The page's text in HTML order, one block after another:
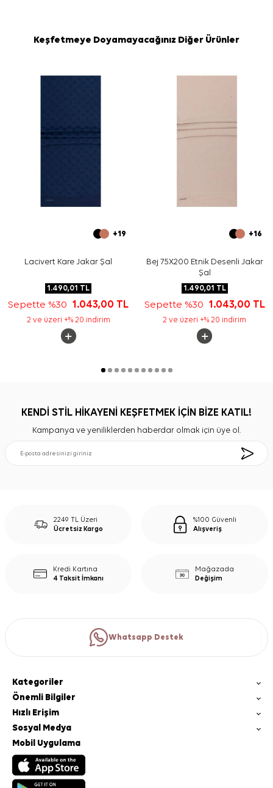
Keşfetmeye Doyamayacağınız Diğer Ürünler
+19
Lacivert Kare Jakar Şal
1.490,01 TL
Sepette %30 1.043,00 TL
2 ve üzeri +% 20 indirim
+16
Bej 75X200 Etnik Desenli Jakar
Şal
1.490,01 TL
Sepette %30 1.043,00 TL
2 ve üzeri +% 20 indirim
KENDİ STİL HİKAYENİ KEŞFETMEK İÇİN BİZE KATIL!
Kampanya ve yeniliklerden haberdar olmak için üye ol.
2249 TL Üzeri
Ücretsiz Kargo
%100 Güvenli
Alışveriş
Kredi Kartına
4 Taksit İmkanı
Mağazada
Değişim
Whatsapp Destek
Kategoriler
Önemli Bilgiler
Hızlı Erişim
Sosyal Medya
Mobil Uygulama